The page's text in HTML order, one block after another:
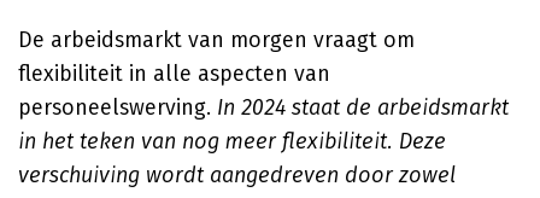
De arbeidsmarkt van morgen vraagt om
flexibiliteit in alle aspecten van
personeelswerving. In 2024 staat de arbeidsmarkt
in het teken van nog meer flexibiliteit. Deze
verschuiving wordt aangedreven door zowel